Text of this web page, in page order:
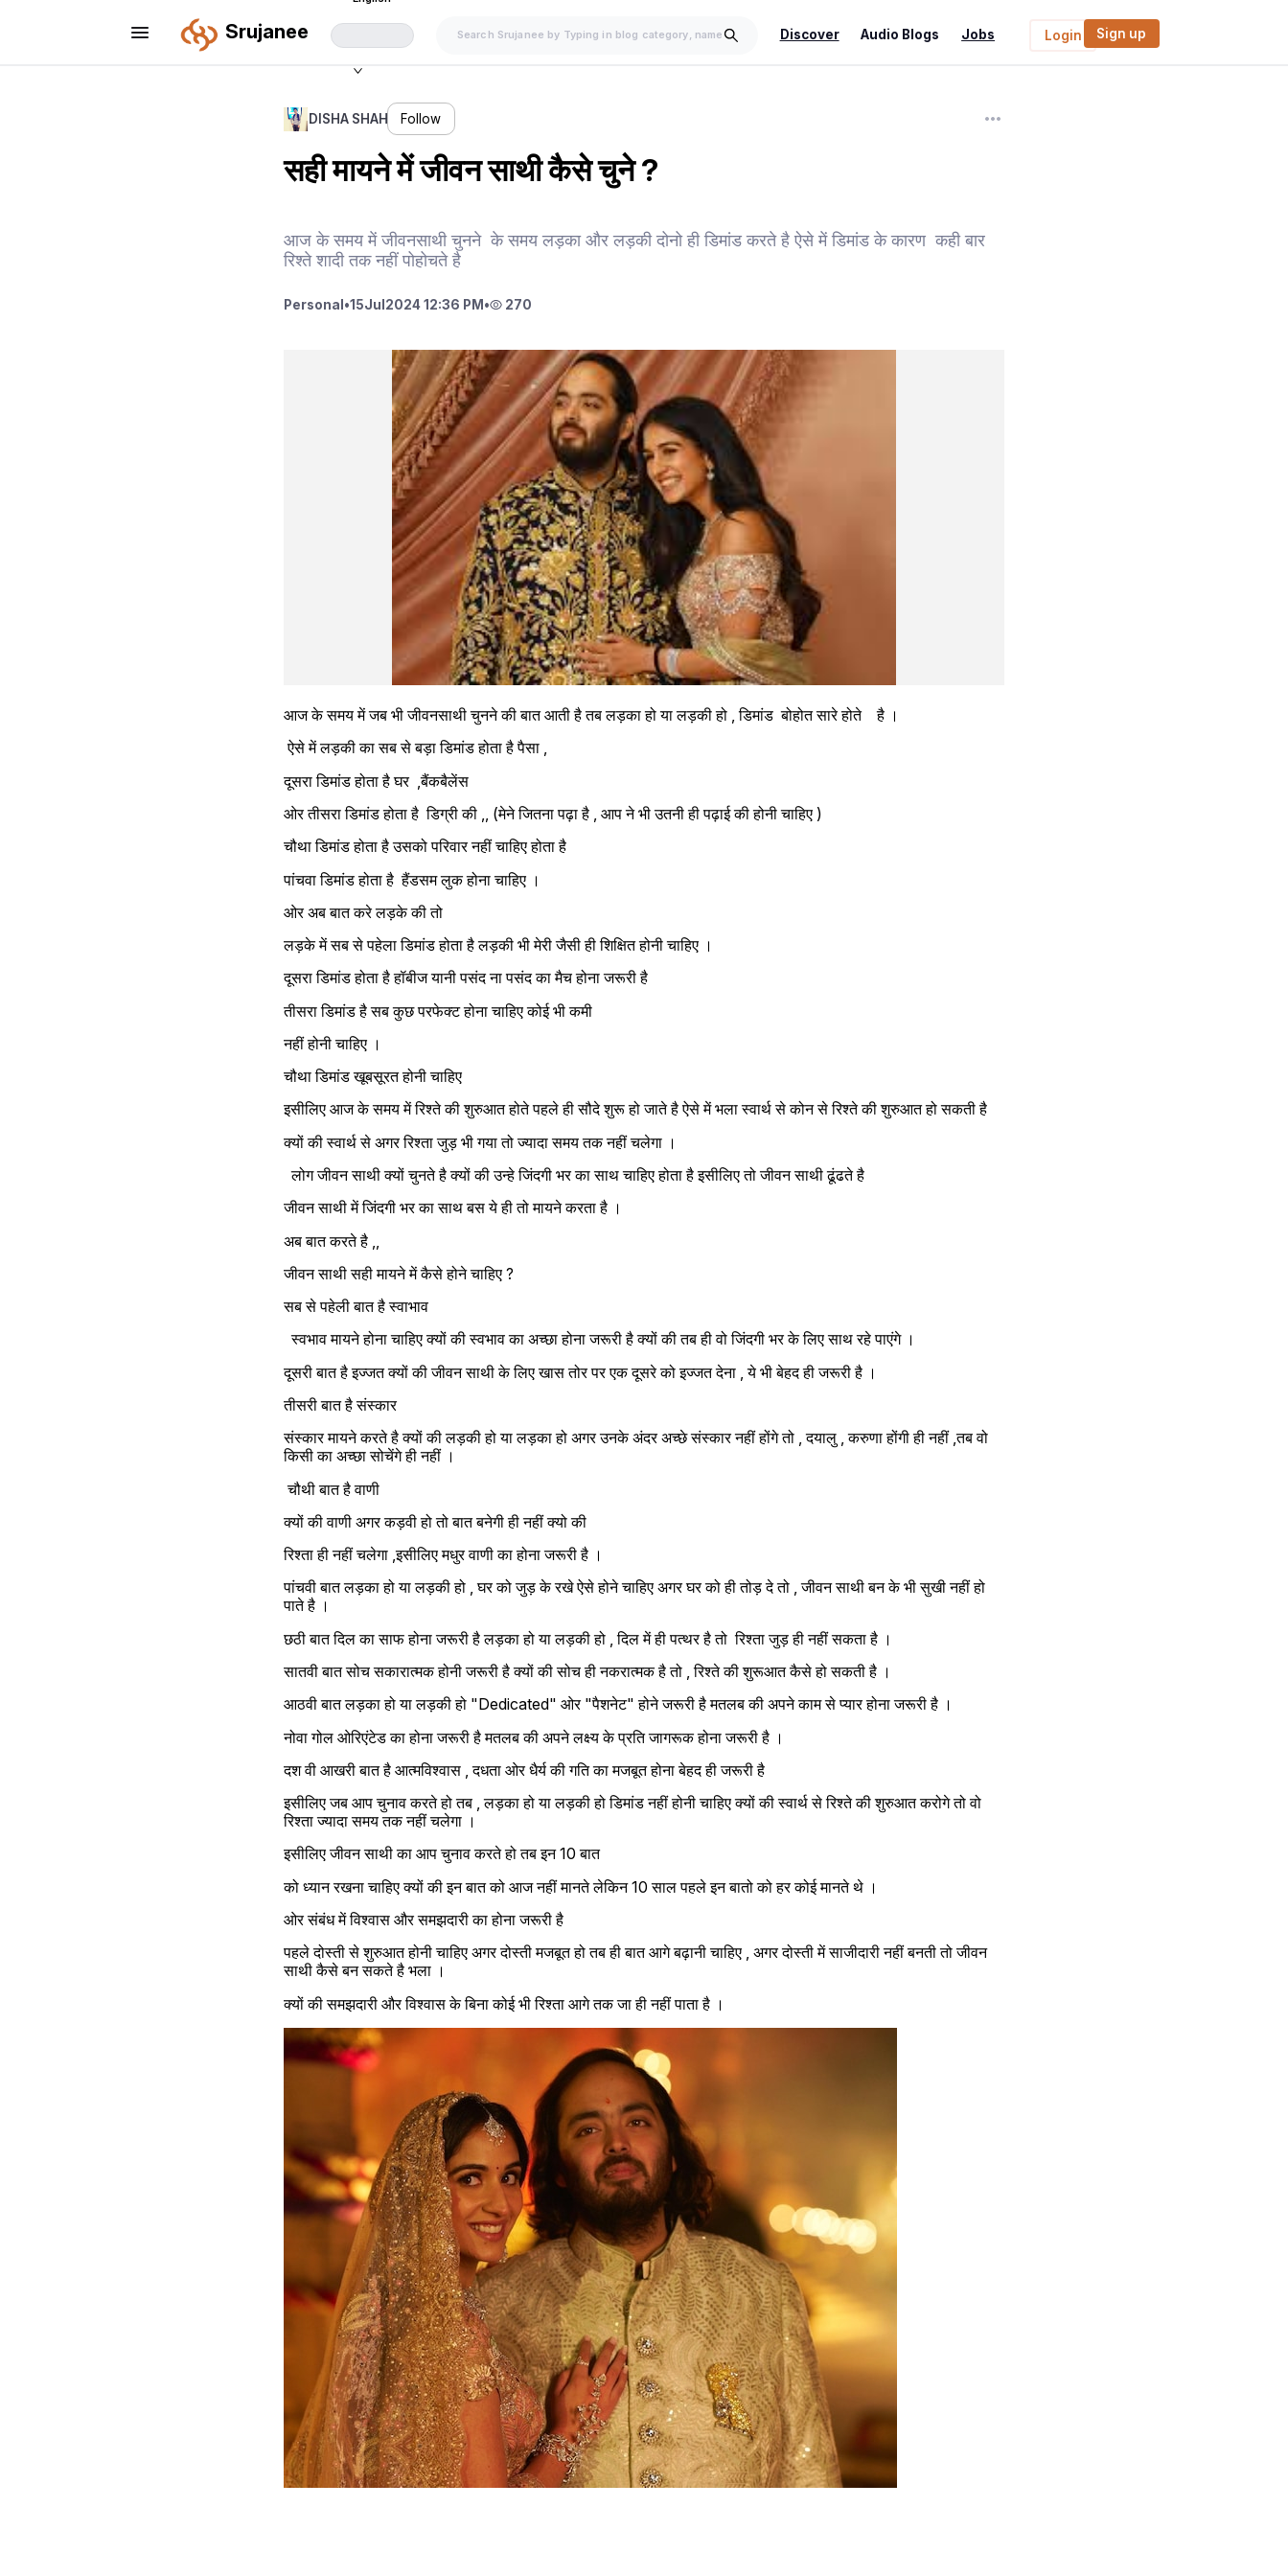
Srujanee Discover Audio Blogs Jobs Login Sign up
DISHA SHAH Follow
सही मायने में जीवन साथी कैसे चुने ?
आज के समय में जीवनसाथी चुनने के समय लड़का और लड़की दोनो ही डिमांड करते है ऐसे में डिमांड के कारण कही बार
रिश्ते शादी तक नहीं पोहोचते है
Personal •15Jul 2024 12:36 PM • 270
आज के समय में जब भी जीवनसाथी चुनने की बात आती है तब लड़का हो या लड़की हो , डिमांड  बोहोत सारे होते    है ।
ऐसे में लड़की का सब से बड़ा डिमांड होता है पैसा ,
दूसरा डिमांड होता है घर  ,बैंकबैलेंस
ओर तीसरा डिमांड होता है  डिग्री की ,, (मेने जितना पढ़ा है , आप ने भी उतनी ही पढ़ाई की होनी चाहिए )
चौथा डिमांड होता है उसको परिवार नहीं चाहिए होता है
पांचवा डिमांड होता है  हैंडसम लुक होना चाहिए ।
ओर अब बात करे लड़के की तो
लड़के में सब से पहेला डिमांड होता है लड़की भी मेरी जैसी ही शिक्षित होनी चाहिए ।
दूसरा डिमांड होता है हॉबीज यानी पसंद ना पसंद का मैच होना जरूरी है
तीसरा डिमांड है सब कुछ परफेक्ट होना चाहिए कोई भी कमी
नहीं होनी चाहिए ।
चौथा डिमांड खूबसूरत होनी चाहिए
इसीलिए आज के समय में रिश्ते की शुरुआत होते पहले ही सौदे शुरू हो जाते है ऐसे में भला स्वार्थ से कोन से रिश्ते की शुरुआत हो सकती है
क्यों की स्वार्थ से अगर रिश्ता जुड़ भी गया तो ज्यादा समय तक नहीं चलेगा ।
लोग जीवन साथी क्यों चुनते है क्यों की उन्हे जिंदगी भर का साथ चाहिए होता है इसीलिए तो जीवन साथी ढूंढते है
जीवन साथी में जिंदगी भर का साथ बस ये ही तो मायने करता है ।
अब बात करते है ,,
जीवन साथी सही मायने में कैसे होने चाहिए ?
सब से पहेली बात है स्वाभाव
स्वभाव मायने होना चाहिए क्यों की स्वभाव का अच्छा होना जरूरी है क्यों की तब ही वो जिंदगी भर के लिए साथ रहे पाएंगे ।
दूसरी बात है इज्जत क्यों की जीवन साथी के लिए खास तोर पर एक दूसरे को इज्जत देना , ये भी बेहद ही जरूरी है ।
तीसरी बात है संस्कार
संस्कार मायने करते है क्यों की लड़की हो या लड़का हो अगर उनके अंदर अच्छे संस्कार नहीं होंगे तो , दयालु , करुणा होंगी ही नहीं ,तब वो
किसी का अच्छा सोचेंगे ही नहीं ।
चौथी बात है वाणी
क्यों की वाणी अगर कड़वी हो तो बात बनेगी ही नहीं क्यो की
रिश्ता ही नहीं चलेगा ,इसीलिए मधुर वाणी का होना जरूरी है ।
पांचवी बात लड़का हो या लड़की हो , घर को जुड़ के रखे ऐसे होने चाहिए अगर घर को ही तोड़ दे तो , जीवन साथी बन के भी सुखी नहीं हो
पाते है ।
छठी बात दिल का साफ होना जरूरी है लड़का हो या लड़की हो , दिल में ही पत्थर है तो  रिश्ता जुड़ ही नहीं सकता है ।
सातवी बात सोच सकारात्मक होनी जरूरी है क्यों की सोच ही नकरात्मक है तो , रिश्ते की शुरूआत कैसे हो सकती है ।
आठवी बात लड़का हो या लड़की हो "Dedicated" ओर "पैशनेट" होने जरूरी है मतलब की अपने काम से प्यार होना जरूरी है ।
नोवा गोल ओरिएंटेड का होना जरूरी है मतलब की अपने लक्ष्य के प्रति जागरूक होना जरूरी है ।
दश वी आखरी बात है आत्मविश्वास , दधता ओर धैर्य की गति का मजबूत होना बेहद ही जरूरी है
इसीलिए जब आप चुनाव करते हो तब , लड़का हो या लड़की हो डिमांड नहीं होनी चाहिए क्यों की स्वार्थ से रिश्ते की शुरुआत करोगे तो वो
रिश्ता ज्यादा समय तक नहीं चलेगा ।
इसीलिए जीवन साथी का आप चुनाव करते हो तब इन 10 बात
को ध्यान रखना चाहिए क्यों की इन बात को आज नहीं मानते लेकिन 10 साल पहले इन बातो को हर कोई मानते थे ।
ओर संबंध में विश्वास और समझदारी का होना जरूरी है
पहले दोस्ती से शुरुआत होनी चाहिए अगर दोस्ती मजबूत हो तब ही बात आगे बढ़ानी चाहिए , अगर दोस्ती में साजीदारी नहीं बनती तो जीवन
साथी कैसे बन सकते है भला ।
क्यों की समझदारी और विश्वास के बिना कोई भी रिश्ता आगे तक जा ही नहीं पाता है ।